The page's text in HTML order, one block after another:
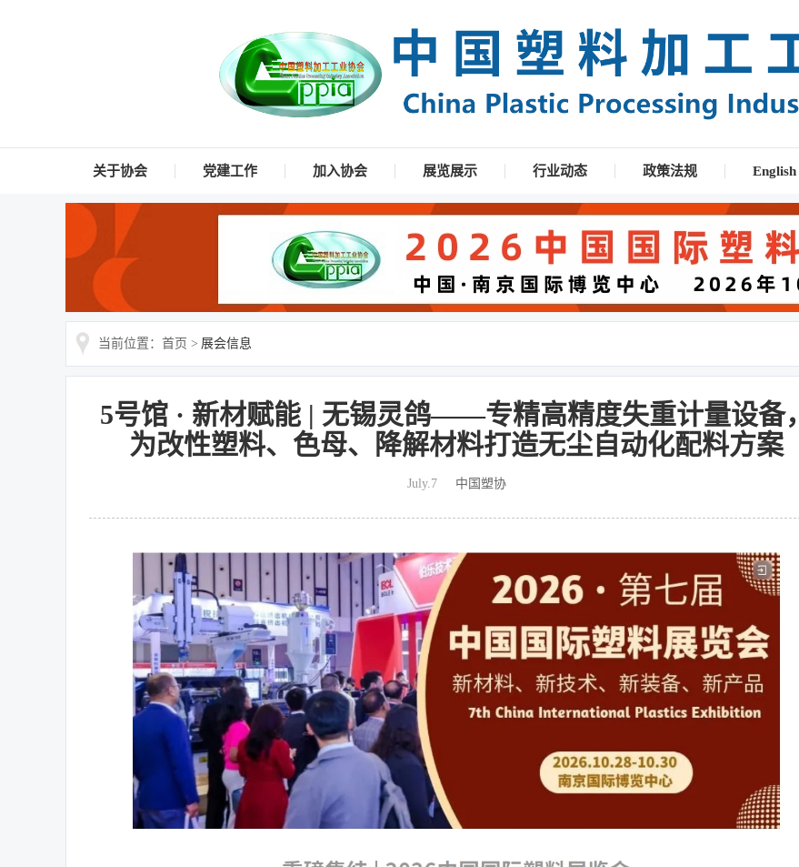
关于协会 党建工作 加入协会 展览展示 行业动态 政策法规 English
当前位置：首页 > 展会信息
5号馆 · 新材赋能 | 无锡灵鸽——专精高精度失重计量设备，
为改性塑料、色母、降解材料打造无尘自动化配料方案
July.7 中国塑协